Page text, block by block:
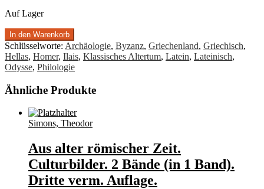
Auf Lager
In den Warenkorb
Schlüsselworte: Archäologie, Byzanz, Griechenland, Griechisch,
Hellas, Homer, Ilais, Klassisches Altertum, Latein, Lateinisch,
Odysse, Philologie
Ähnliche Produkte
Simons, Theodor
Aus alter römischer Zeit.
Culturbilder. 2 Bände (in 1 Band).
Dritte verm. Auflage.